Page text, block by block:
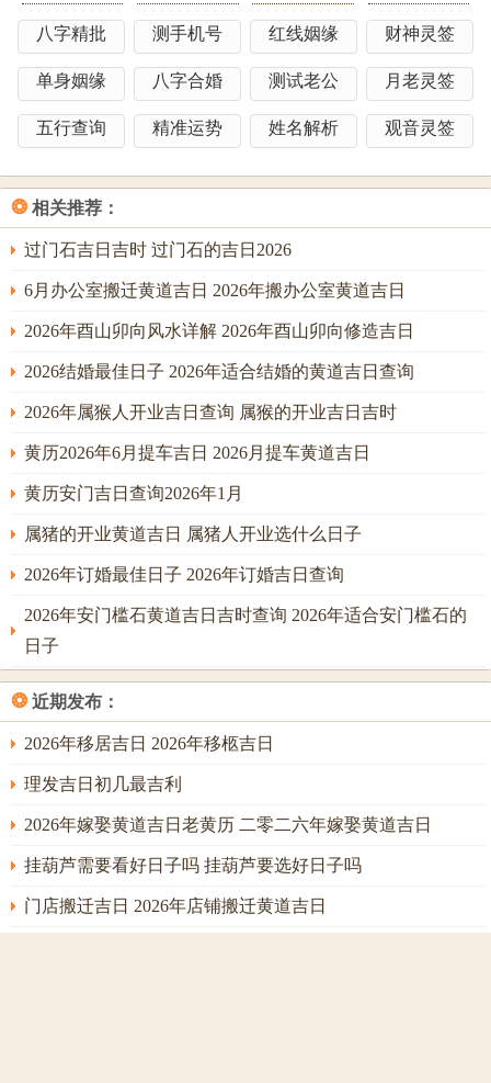
金之肃杀，稍抑火之炎威。
2026年6月5日，农历四月二十，戊申日，宜：嫁娶，纳财、
开市，交易、立券，忌：祈福，求嗣；此日为六月上旬之吉
选；戊土生申金，申为金之禄地，亦是水之长生，在火炎土
一气流通，调候之功显著，特征、在于，此日天地之气开始
转向流通，金气显现，是破局之关键。
故宜于嫁娶，可保夫妻感情中刚柔并济；宜于开市交易，主
财路畅通，利源不枯；然戊土厚重，稍有压制，故不宜祈福
求嗣，恐心愿难以上达；注意事项：冲寅，属虎者慎用。吉
扫舍，安床，忌：开仓，掘井，己土生酉金，酉为金之正
位，其气更纯；此日金气较戊申日更为专一，是六月之中难
得的清凉之日；金主变革，肃杀，亦主财富与决断，特征、
沐浴扫舍可洗去周身燥气与秽气，安床可求安眠，以养心
神。
开仓者，散财之象，此日金旺主收敛，不宜；掘井者，动土
于金位，易犯煞气。注意事项：冲兔，属兔者避之。吉时在
丑时（1-3点）与辰时（7-9点），丑为湿土，辰为水库，皆
能助益。
2026年6月9日，农历四月廿四，壬子日，宜：嫁娶，出行、
移徙，入宅、安葬，忌：开光，作灶；壬子日，干支皆水，
此乃六月之「甘霖」，最为珍贵；丙午年火旺至极，得此壬
主财、主流动，特征、在于，此日天地气场由极阳转为一阳
复始，万物得润，生机重现。
八字精批 测手机号 红线姻缘 财神灵签
单身姻缘 八字合婚 测试老公 月老灵签
五行查询 精准运势 姓名解析 观音灵签
❂ 相关推荐：
过门石吉日吉时 过门石的吉日2026
6月办公室搬迁黄道吉日 2026年搬办公室黄道吉日
2026年酉山卯向风水详解 2026年酉山卯向修造吉日
2026结婚最佳日子 2026年适合结婚的黄道吉日查询
2026年属猴人开业吉日查询 属猴的开业吉日吉时
黄历2026年6月提车吉日 2026月提车黄道吉日
黄历安门吉日查询2026年1月
属猪的开业黄道吉日 属猪人开业选什么日子
2026年订婚最佳日子 2026年订婚吉日查询
2026年安门槛石黄道吉日吉时查询 2026年适合安门槛石的
日子
❂ 近期发布：
2026年移居吉日 2026年移柩吉日
理发吉日初几最吉利
2026年嫁娶黄道吉日老黄历 二零二六年嫁娶黄道吉日
挂葫芦需要看好日子吗 挂葫芦要选好日子吗
门店搬迁吉日 2026年店铺搬迁黄道吉日